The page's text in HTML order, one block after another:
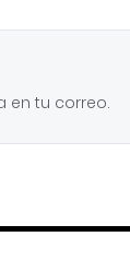
en tu correo.